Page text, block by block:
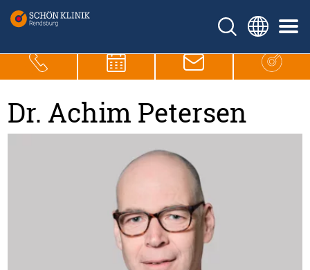
Dr. Achim Petersen